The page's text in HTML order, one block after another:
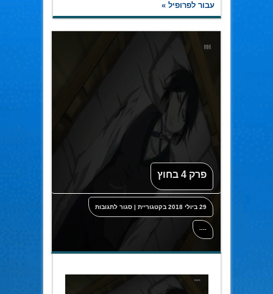
עבור לפרופיל »
פרק 4 בחוץ
29 ביולי 2018 בקטגוריית |סגור לתגובותעל
פרק
----